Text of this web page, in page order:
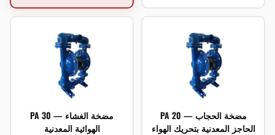
PA 30 — مضخة الغشاء
الهوائية المعدنية
PA 20 — مضخة الحجاب
الحاجز المعدنية بتحريك الهواء